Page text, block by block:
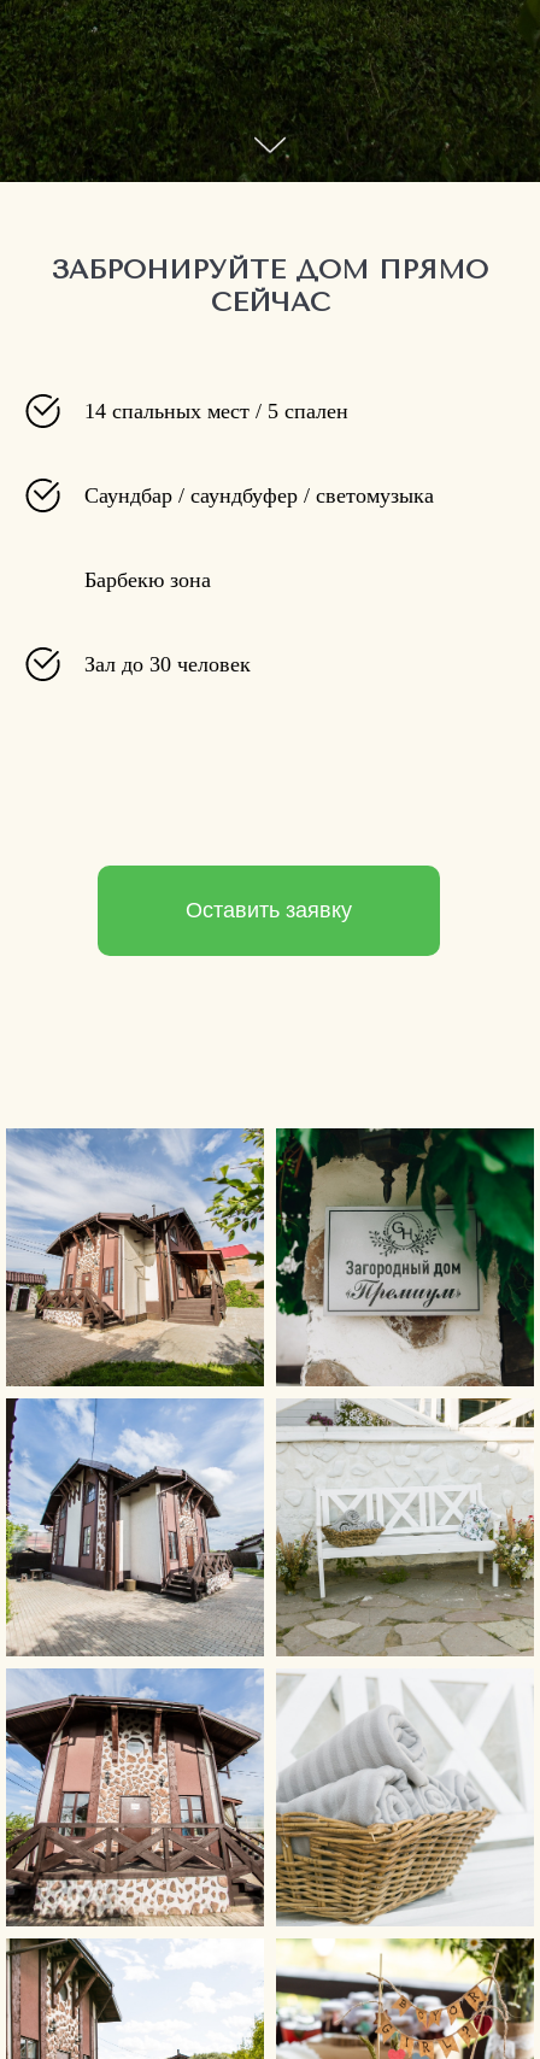
ЗАБРОНИРУЙТЕ ДОМ ПРЯМО
СЕЙЧАС
14 спальных мест / 5 спален
Саундбар / саундбуфер / светомузыка
Барбекю зона
Зал до 30 человек
Оставить заявку